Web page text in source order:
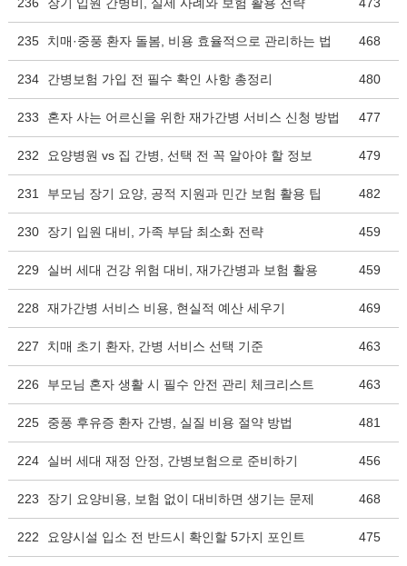
235 치매·중풍 환자 돌봄, 비용 효율적으로 관리하는 법 468
234 간병보험 가입 전 필수 확인 사항 총정리 480
233 혼자 사는 어르신을 위한 재가간병 서비스 신청 방법 477
232 요양병원 vs 집 간병, 선택 전 꼭 알아야 할 정보 479
231 부모님 장기 요양, 공적 지원과 민간 보험 활용 팁 482
230 장기 입원 대비, 가족 부담 최소화 전략 459
229 실버 세대 건강 위험 대비, 재가간병과 보험 활용 459
228 재가간병 서비스 비용, 현실적 예산 세우기 469
227 치매 초기 환자, 간병 서비스 선택 기준 463
226 부모님 혼자 생활 시 필수 안전 관리 체크리스트 463
225 중풍 후유증 환자 간병, 실질 비용 절약 방법 481
224 실버 세대 재정 안정, 간병보험으로 준비하기 456
223 장기 요양비용, 보험 없이 대비하면 생기는 문제 468
222 요양시설 입소 전 반드시 확인할 5가지 포인트 475